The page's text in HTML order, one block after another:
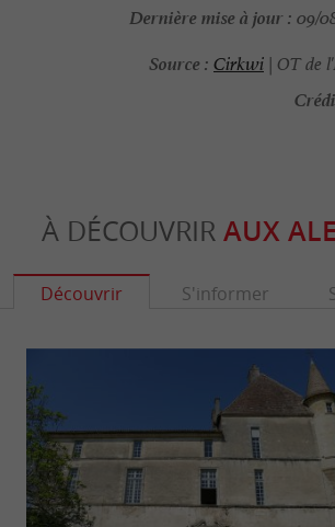
Dernière mise à jour : 09/
Source : Cirkwi | OT de
À DÉCOUVRIR AUX
Découvrir S'informer